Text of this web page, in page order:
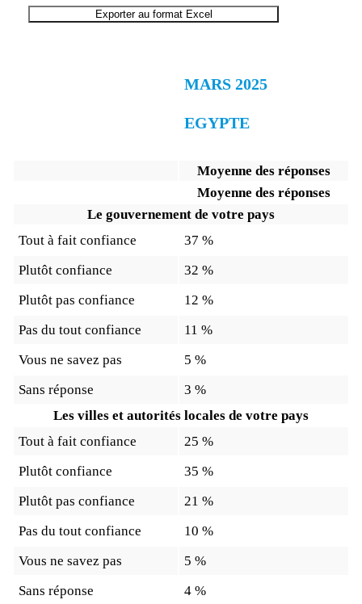
End of interactive chart.
Exporter au format Excel
MARS 2025
EGYPTE
Moyenne des réponses
Moyenne des réponses
Le gouvernement de votre pays
Tout à fait confiance
37 %
Plutôt confiance
32 %
Plutôt pas confiance
12 %
Pas du tout confiance
11 %
Vous ne savez pas
5 %
Sans réponse
3 %
Les villes et autorités locales de votre pays
Tout à fait confiance
25 %
Plutôt confiance
35 %
Plutôt pas confiance
21 %
Pas du tout confiance
10 %
Vous ne savez pas
5 %
Sans réponse
4 %